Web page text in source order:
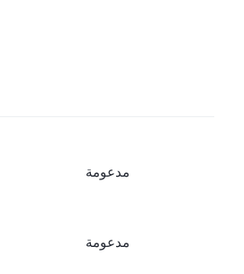
مدعومة
مدعومة